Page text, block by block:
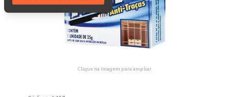
Clique na imagem para ampliar.